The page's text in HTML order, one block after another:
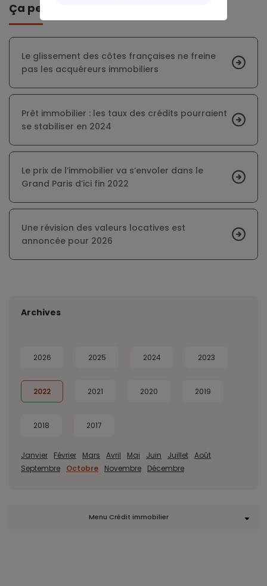
Ça peut vous intéresser
Le glissement des côtes françaises ne freine
pas les acquéreurs immobiliers
Prêt immobilier : les taux des crédits pourraient
se stabiliser en 2024
Le prix de l’immobilier va s’envoler dans le
Grand Paris d’ici fin 2022
Une révision des valeurs locatives est
annoncée pour 2026
Archives
2026 2025 2024 2023
2022 2021 2020 2019
2018 2017
Janvier Février Mars Avril Mai Juin Juillet Août
Septembre
Octobre Novembre Décembre
Menu Crédit immobilier